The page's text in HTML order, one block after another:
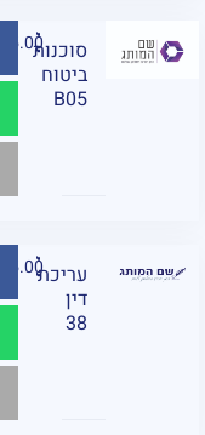
⁨סוכנות
ביטוח
B05⁩
95.00
עריכת
דין
38
95.00